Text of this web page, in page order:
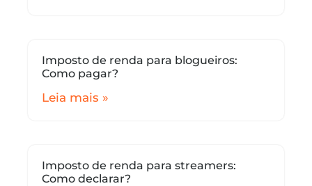
Imposto de renda para blogueiros:
Como pagar?
Leia mais »
Imposto de renda para streamers:
Como declarar?